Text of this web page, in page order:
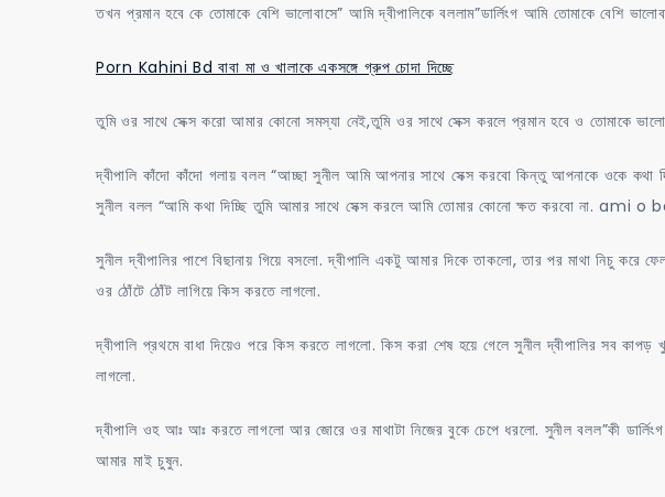
তখন প্রমান হবে কে তোমাকে বেশি ভালোবাসে” আমি দ্বীপালিকে বললাম”ডার্লিংগ আমি তোমাকে বেশি
Porn Kahini Bd বাবা মা ও খালাকে একসঙ্গে গ্রুপ চোদা দিচ্ছে
তুমি ওর সাথে সেক্স করো আমার কোনো সমস্যা নেই,তুমি ওর সাথে সেক্স করলে প্রমান হবে ও তোমাকে
দ্বীপালি কাঁদো কাঁদো গলায় বলল “আচ্ছা সুনীল আমি আপনার সাথে সেক্স করবো কিন্তু আপনাকে ওকে কথা
সুনীল বলল “আমি কথা দিচ্ছি তুমি আমার সাথে সেক্স করলে আমি তোমার কোনো ক্ষত করবো
সুনীল দ্বীপালির পাশে বিছানায় গিয়ে বসলো. দ্বীপালি একটু আমার দিকে তাকলো, তার পর মাথা নিচু করে
ওর ঠোঁটে ঠোঁট লাগিয়ে কিস করতে লাগলো.
দ্বীপালি প্রথমে বাধা দিয়েও পরে কিস করতে লাগলো. কিস করা শেষ হয়ে গেলে সুনীল দ্বীপালির সব
লাগলো.
দ্বীপালি ওহ আঃ আঃ করতে লাগলো আর জোরে ওর মাথাটা নিজের বুকে চেপে ধরলো. সুনীল বলল”কী
আমার মাই চুষুন.